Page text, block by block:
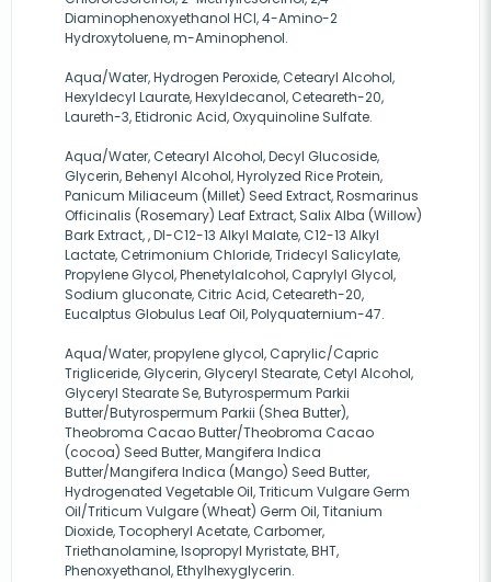
Diaminophenoxyethanol HCl, 4-Amino-2
Hydroxytoluene, m-Aminophenol.
Aqua/Water, Hydrogen Peroxide, Cetearyl Alcohol,
Hexyldecyl Laurate, Hexyldecanol, Ceteareth-20,
Laureth-3, Etidronic Acid, Oxyquinoline Sulfate.
Aqua/Water, Cetearyl Alcohol, Decyl Glucoside,
Glycerin, Behenyl Alcohol, Hyrolyzed Rice Protein,
Panicum Miliaceum (Millet) Seed Extract, Rosmarinus
Officinalis (Rosemary) Leaf Extract, Salix Alba (Willow)
Bark Extract, , Dl-C12-13 Alkyl Malate, C12-13 Alkyl
Lactate, Cetrimonium Chloride, Tridecyl Salicylate,
Propylene Glycol, Phenetylalcohol, Caprylyl Glycol,
Sodium gluconate, Citric Acid, Ceteareth-20,
Eucalptus Globulus Leaf Oil, Polyquaternium-47.
Aqua/Water, propylene glycol, Caprylic/Capric
Trigliceride, Glycerin, Glyceryl Stearate, Cetyl Alcohol,
Glyceryl Stearate Se, Butyrospermum Parkii
Butter/Butyrospermum Parkii (Shea Butter),
Theobroma Cacao Butter/Theobroma Cacao
(cocoa) Seed Butter, Mangifera Indica
Butter/Mangifera Indica (Mango) Seed Butter,
Hydrogenated Vegetable Oil, Triticum Vulgare Germ
Oil/Triticum Vulgare (Wheat) Germ Oil, Titanium
Dioxide, Tocopheryl Acetate, Carbomer,
Triethanolamine, Isopropyl Myristate, BHT,
Phenoxyethanol, Ethylhexyglycerin.